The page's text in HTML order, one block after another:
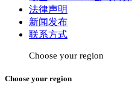
法律声明
新闻发布
联系方式
Choose your region
Choose your region